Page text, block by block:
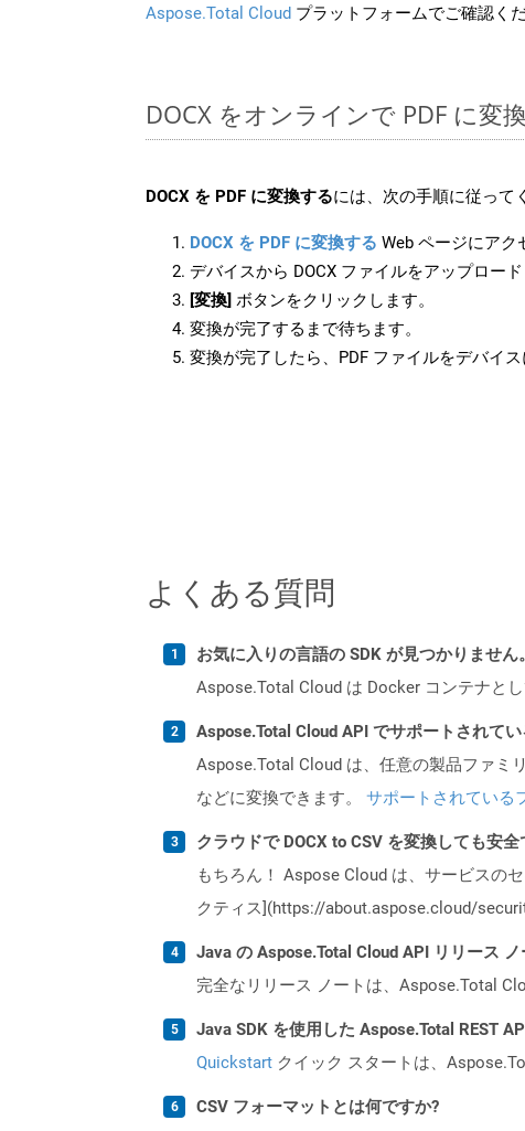
Aspose.Total Cloud プラットフォームでご確認くだ
DOCX をオンラインで PDF に変
DOCX を PDF に変換するには、次の手順に従って
DOCX を PDF に変換する Web ページにアク
デバイスから DOCX ファイルをアップロード
[変換] ボタンをクリックします。
変換が完了するまで待ちます。
変換が完了したら、PDF ファイルをデバイス
よくある質問
お気に入りの言語の SDK が見つかりません
Aspose.Total Cloud は Docker コンテナと
Aspose.Total Cloud API でサポートされて
Aspose.Total Cloud は、任意の製品ファミ
などに変換できます。 サポートされている
クラウドで DOCX to CSV を変換しても安全
もちろん！ Aspose Cloud は、サービスの
クティス](https://about.aspose.cloud/
Java の Aspose.Total Cloud API リリース
完全なリリース ノートは、Aspose.Total
Java SDK を使用した Aspose.Total REST
Quickstart クイック スタートは、
CSV フォーマットとは何ですか?